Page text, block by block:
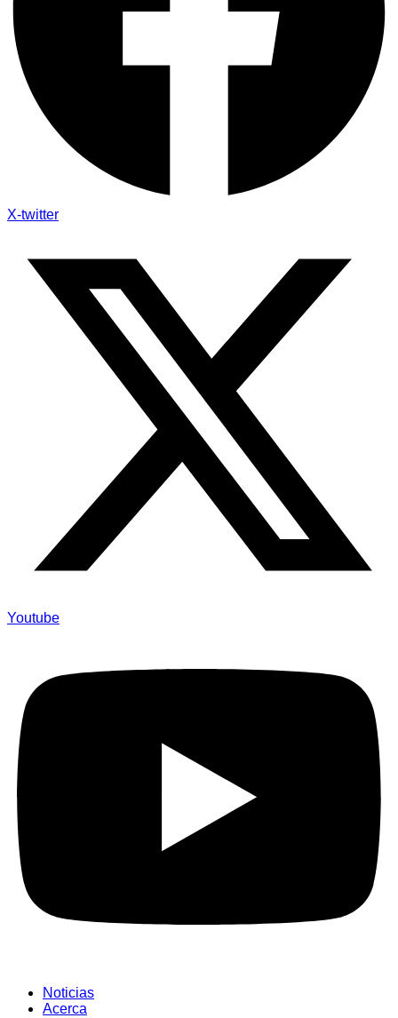
X-twitter
Youtube
Noticias
Acerca